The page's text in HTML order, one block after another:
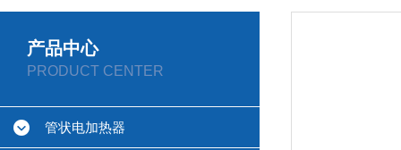
产品中心
PRODUCT CENTER
管状电加热器